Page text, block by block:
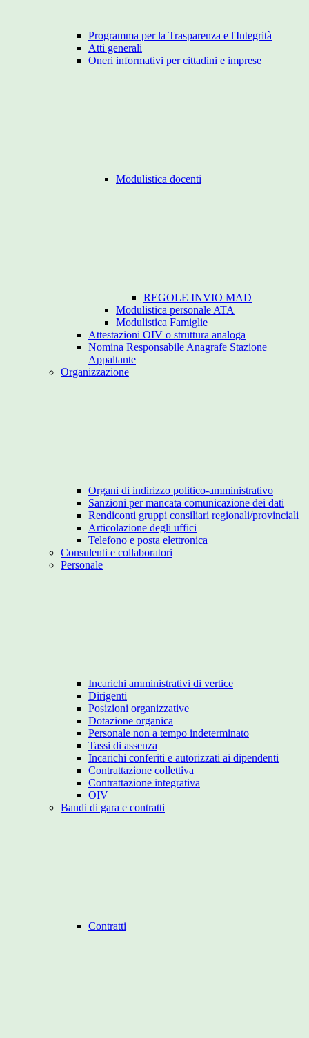
Programma per la Trasparenza e l'Integrità
Atti generali
Oneri informativi per cittadini e imprese
Modulistica docenti
REGOLE INVIO MAD
Modulistica personale ATA
Modulistica Famiglie
Attestazioni OIV o struttura analoga
Nomina Responsabile Anagrafe Stazione
Appaltante
Organizzazione
Organi di indirizzo politico-amministrativo
Sanzioni per mancata comunicazione dei dati
Rendiconti gruppi consiliari regionali/provinciali
Articolazione degli uffici
Telefono e posta elettronica
Consulenti e collaboratori
Personale
Incarichi amministrativi di vertice
Dirigenti
Posizioni organizzative
Dotazione organica
Personale non a tempo indeterminato
Tassi di assenza
Incarichi conferiti e autorizzati ai dipendenti
Contrattazione collettiva
Contrattazione integrativa
OIV
Bandi di gara e contratti
Contratti